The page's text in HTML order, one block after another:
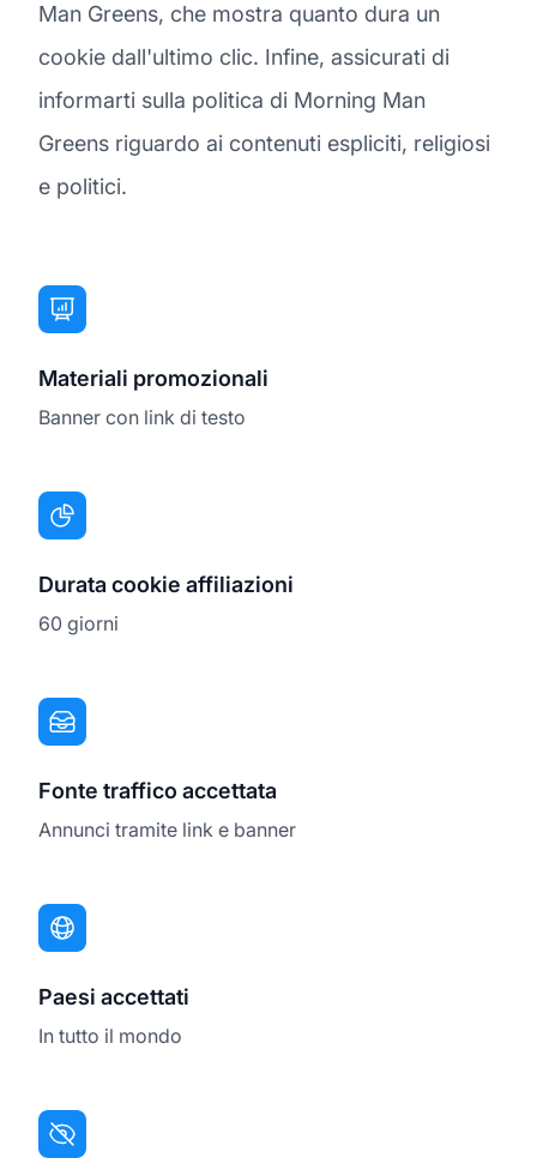
Man Greens, che mostra quanto dura un
cookie dall'ultimo clic. Infine, assicurati di
informarti sulla politica di Morning Man
Greens riguardo ai contenuti espliciti, religiosi
e politici.
Materiali promozionali
Banner con link di testo
Durata cookie affiliazioni
60 giorni
Fonte traffico accettata
Annunci tramite link e banner
Paesi accettati
In tutto il mondo